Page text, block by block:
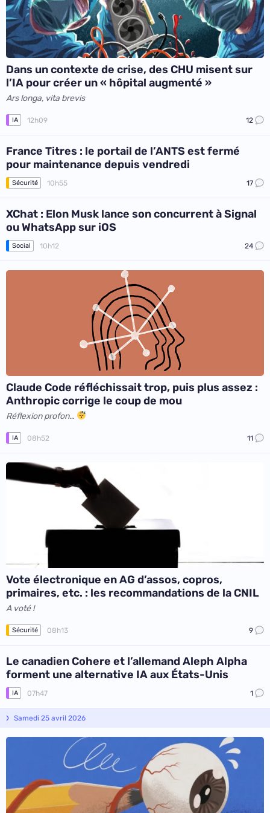
Dans un contexte de crise, des CHU misent sur
l’IA pour créer un « hôpital augmenté »
Ars longa, vita brevis
IA 12h09 12
France Titres : le portail de l’ANTS est fermé
pour maintenance depuis vendredi
Sécurité 10h55 17
XChat : Elon Musk lance son concurrent à Signal
ou WhatsApp sur iOS
Social 10h12 24
Claude Code réfléchissait trop, puis plus assez :
Anthropic corrige le coup de mou
Réflexion profon…
IA 08h52 11
Vote électronique en AG d’assos, copros,
primaires, etc. : les recommandations de la CNIL
A voté !
Sécurité 08h13 9
Le canadien Cohere et l’allemand Aleph Alpha
forment une alternative IA aux États-Unis
IA 07h47 1
Samedi 25 avril 2026